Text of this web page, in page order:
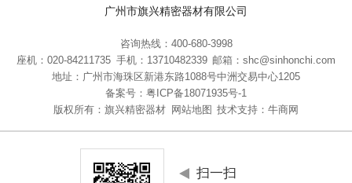
广州市旗兴精密器材有限公司
咨询热线：400-680-3998
座机：020-84211735 手机：13710482339 邮箱：shc@sinhonchi.com
地址：广州市海珠区新港东路1088号中洲交易中心1205
备案号： 粤ICP备18071935号-1
版权所有：旗兴精密器材
网站地图 技术支持：牛商网
扫一扫